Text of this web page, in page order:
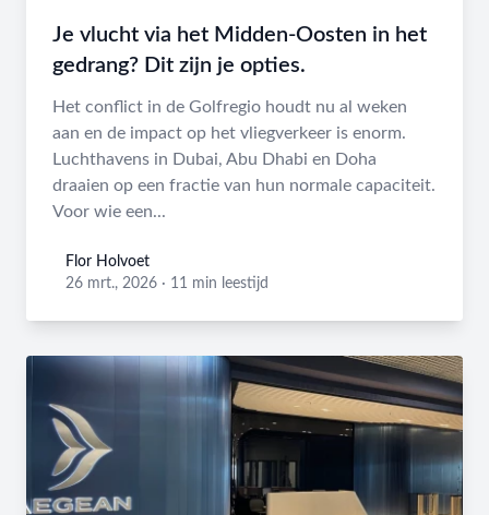
Je vlucht via het Midden-Oosten in het
gedrang? Dit zijn je opties.
Het conflict in de Golfregio houdt nu al weken
aan en de impact op het vliegverkeer is enorm.
Luchthavens in Dubai, Abu Dhabi en Doha
draaien op een fractie van hun normale capaciteit.
Voor wie een...
Flor Holvoet
Flor Holvoet
26 mrt., 2026 · 11 min leestijd